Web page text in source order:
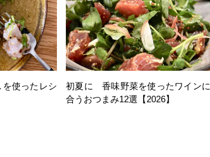
使ったレシ
初夏に 香味野菜を使ったワインに
合うおつまみ12選【2026】